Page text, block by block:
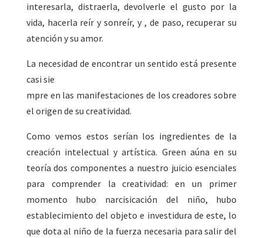
interesarla, distraerla, devolverle el gusto por la
vida, hacerla reír y sonreír, y , de paso, recuperar su
atención y su amor.
La necesidad de encontrar un sentido está presente
casi sie
mpre en las manifestaciones de los creadores sobre
el origen de su creatividad.
Como vemos estos serían los ingredientes de la
creación intelectual y artística. Green aúna en su
teoría dos componentes a nuestro juicio esenciales
para comprender la creatividad: en un primer
momento hubo narcisicación del niño, hubo
establecimiento del objeto e investidura de este, lo
que dota al niño de la fuerza necesaria para salir del